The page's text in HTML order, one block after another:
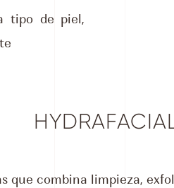
tipo de piel,
que combina limpieza,